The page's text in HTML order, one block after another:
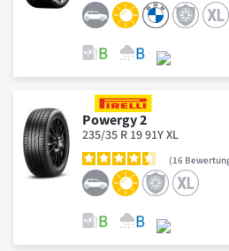
Powergy 2
235/35 R 19 91Y XL
16